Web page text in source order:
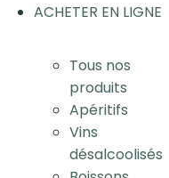
ACHETER EN LIGNE
Tous nos
produits
Apéritifs
Vins
désalcoolisés